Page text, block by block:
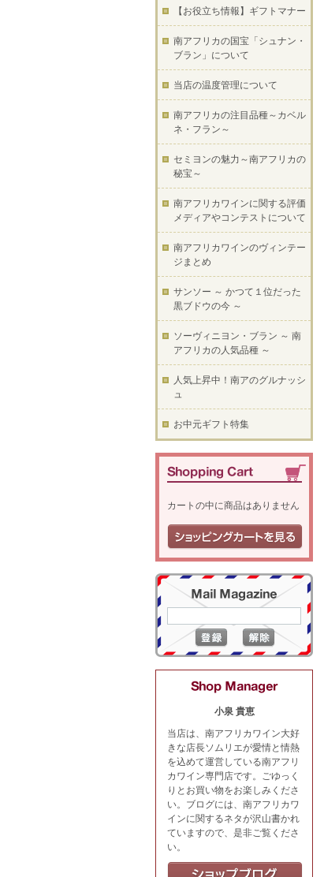
【お役立ち情報】ギフトマナー
南アフリカの国宝「シュナン・
ブラン」について
当店の温度管理について
南アフリカの注目品種～カベル
ネ・フラン～
セミヨンの魅力～南アフリカの
秘宝～
南アフリカワインに関する評価
メディアやコンテストについて
南アフリカワインのヴィンテー
ジまとめ
サンソー ～ かつて１位だった
黒ブドウの今 ～
ソーヴィニヨン・ブラン ～ 南
アフリカの人気品種 ～
人気上昇中！南アのグルナッシ
ュ
お中元ギフト特集
カートの中に商品はありません
小泉 貴恵
当店は、南アフリカワイン大好
きな店長ソムリエが愛情と情熱
を込めて運営している南アフリ
カワイン専門店です。ごゆっく
りとお買い物をお楽しみくださ
い。ブログには、南アフリカワ
インに関するネタが沢山書かれ
ていますので、是非ご覧くださ
い。